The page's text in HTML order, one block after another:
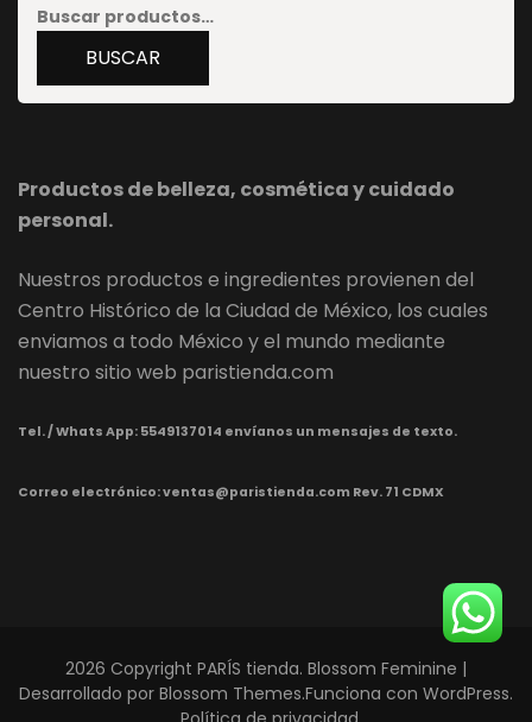
BUSCAR
Productos de belleza, cosmética y cuidado
personal.
Nuestros productos e ingredientes provienen del
Centro Histórico de la Ciudad de México, los cuales
enviamos a todo México y el mundo mediante
nuestro sitio web paristienda.com
Tel. / Whats App: 5549137014 envíanos un mensajes de texto.
Correo electrónico: ventas@paristienda.com Rev. 71 CDMX
2026 Copyright PARÍS tienda. Blossom Feminine |
Desarrollado por Blossom Themes.Funciona con WordPress.